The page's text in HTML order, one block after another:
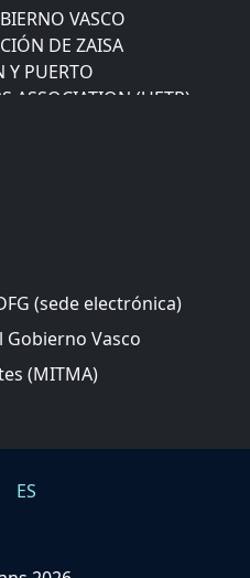
VASCO
DE ZAISA
Y PUERTO
ASSOCIATION (UETR)
DE TRANSPORTES)
DE GIPUZKOA
(sede electrónica)
Gobierno Vasco
(MITMA)
ES